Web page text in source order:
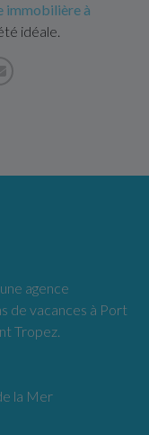
immobilière à
idéale.
agence
de vacances à Port
Tropez.
la Mer